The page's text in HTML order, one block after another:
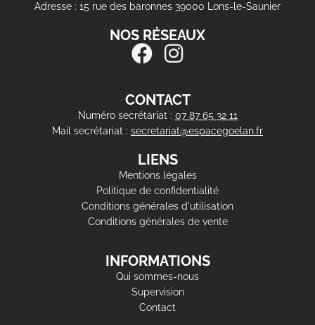
Adresse : 15 rue des baronnes 39000 Lons-le-Saunier
NOS RÉSEAUX
CONTACT
Numéro secrétariat : 07 87 65 32 11
Mail secrétariat : secretariat@espacegoelan.fr
LIENS
Mentions légales
Politique de confidentialité
Conditions générales d'utilisation
Conditions générales de vente
INFORMATIONS
Qui sommes-nous
Supervision
Contact